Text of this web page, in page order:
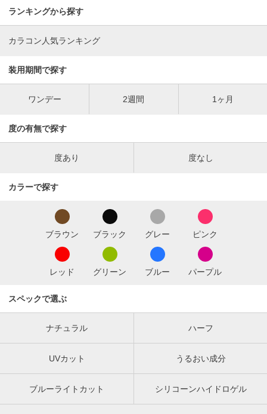
ランキングから探す
カラコン人気ランキング
装用期間で探す
ワンデー 2週間 1ヶ月
度の有無で探す
度あり 度なし
カラーで探す
ブラウン ブラック グレー ピンク
レッド グリーン ブルー パープル
スペックで選ぶ
ナチュラル ハーフ
UVカット うるおい成分
ブルーライトカット シリコーンハイドロゲル